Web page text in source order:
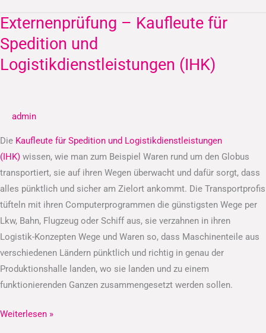
Externenprüfung – Kaufleute für
Spedition und
Logistikdienstleistungen (IHK)
admin
Die Kaufleute für Spedition und Logistikdienstleistungen
(IHK) wissen, wie man zum Beispiel Waren rund um den Globus
transportiert, sie auf ihren Wegen überwacht und dafür sorgt, dass
alles pünktlich und sicher am Zielort ankommt. Die Transportprofis
tüfteln mit ihren Computerprogrammen die günstigsten Wege per
Lkw, Bahn, Flugzeug oder Schiff aus, sie verzahnen in ihren
Logistik-Konzepten Wege und Waren so, dass Maschinenteile aus
verschiedenen Ländern pünktlich und richtig in genau der
Produktionshalle landen, wo sie landen und zu einem
funktionierenden Ganzen zusammengesetzt werden sollen.
Externenprüfung
–
Kaufleute
für
Logistikdienstleistungen
Weiterlesen »